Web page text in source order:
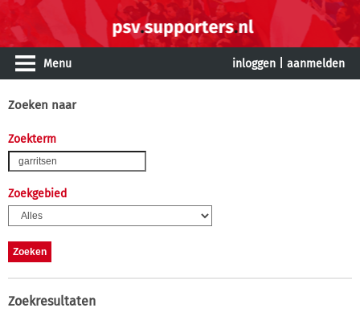
Menu inloggen aanmelden
Zoeken naar
Zoekterm
Zoekgebied
Zoekresultaten